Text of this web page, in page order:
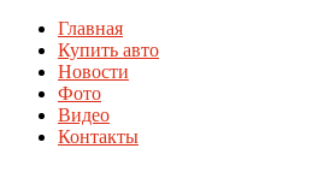
Главная
Купить авто
Новости
Фото
Видео
Контакты